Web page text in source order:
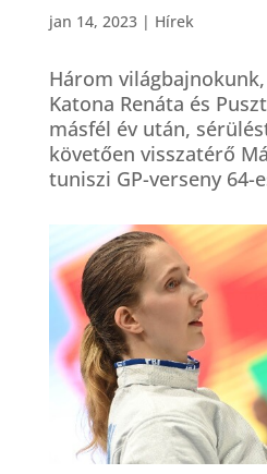
jan 14, 2023| Hírek
Három
Katona Renáta és
másfél év után,
követően visszatérő
tuniszi GP-verseny 64-